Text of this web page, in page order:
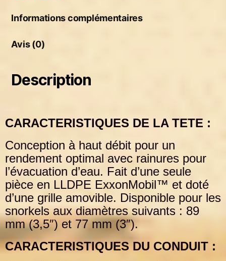
Informations complémentaires
Avis (0)
Description
CARACTERISTIQUES DE LA TETE :
Conception à haut débit pour un
rendement optimal avec rainures pour
l’évacuation d’eau. Fait d’une seule
pièce en LLDPE ExxonMobil™ et doté
d’une grille amovible. Disponible pour les
snorkels auxdiamètres suivants : 89
mm (3,5″) et 77 mm (3″).
CARACTERISTIQUES DU CONDUIT :